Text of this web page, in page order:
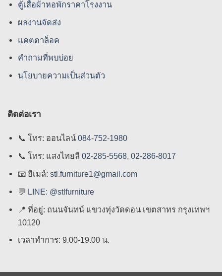
ตู้เสื้อผ้าหอพักราคาโรงงาน
ผลงานจัดส่ง
แคตตาล็อค
คําถามที่พบบ่อย
นโยบายความเป็นส่วนตัว
ติดต่อเรา
📞โทร: ออนไลน์084-752-1980
📞โทร: แสงไทยลี 02-285-5568,02-286-8017
📧 อีเมล์:stl.furniture1@gmail.com
💬 LINE: @stlfurniture
📍 ที่อยู่: ถนนจันทน์ แขวงทุ่งวัดดอน เขตสาทร กรุงเทพฯ
10120
เวลาทำการ: 9.00-19.00 น.